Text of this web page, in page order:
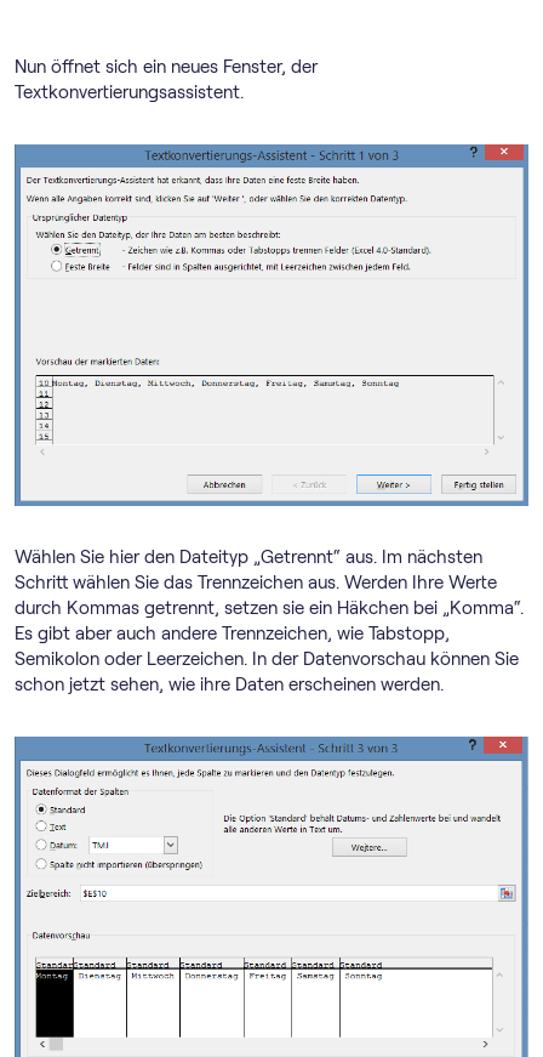
Nun öffnet sich ein neues Fenster, der
Textkonvertierungsassistent.
Wählen Sie hier den Dateityp „Getrennt“ aus. Im nächsten
Schritt wählen Sie das Trennzeichen aus. Werden Ihre Werte
durch Kommas getrennt, setzen sie ein Häkchen bei „Komma“.
Es gibt aber auch andere Trennzeichen, wie Tabstopp,
Semikolon oder Leerzeichen. In der Datenvorschau können Sie
schon jetzt sehen, wie ihre Daten erscheinen werden.